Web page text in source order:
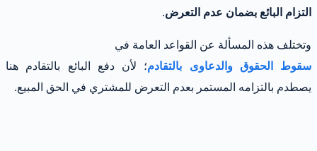
التزام البائع بضمان عدم التعرض.
وتختلف هذه المسألة عن القواعد العامة في
سقوط الحقوق والدعاوى بالتقادم؛ لأن دفع البائع بالتقادم هنا
يصطدم بالتزامه المستمر بعدم التعرض للمشتري في الحق المبيع.